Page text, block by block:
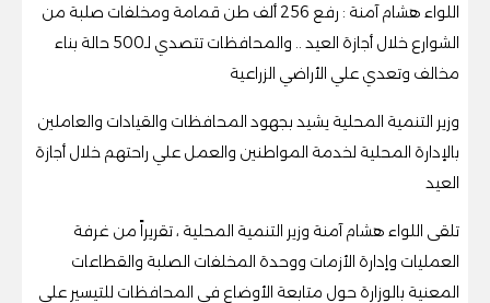
اللواء هشام آمنة : رفع 256 ألف طن قمامة ومخلفات صلبة من
الشوارع خلال أجازة العيد .. والمحافظات تتصدي لـ500 حالة بناء
مخالف وتعدي علي الأراضي الزراعية
وزير التنمية المحلية يشيد بجهود المحافظات والقيادات والعاملين
بالإدارة المحلية لخدمة المواطنين والعمل علي راحتهم خلال أجازة
العيد
تلقى اللواء هشام آمنة وزير التنمية المحلية ، تقريراً من غرفة
العمليات وإدارة الأزمات ووحدة المخلفات الصلبة والقطاعات
المعنية بالوزارة حول متابعة الأوضاع في المحافظات للتيسير علي